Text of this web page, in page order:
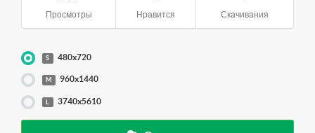
Просмотры Нравится Скачивания
S 480x720
M 960x1440
3740x5610